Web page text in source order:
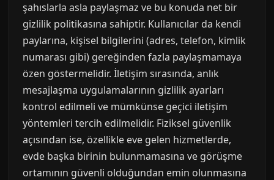
şahıslarla asla paylaşmaz ve bu konuda net bir
gizlilik politikasına sahiptir. Kullanıcılar da kendi
paylarına, kişisel bilgilerini (adres, telefon, kimlik
numarası gibi) gereğinden fazla paylaşmamaya
özen göstermelidir. İletişim sırasında, anlık
mesajlaşma uygulamalarının gizlilik ayarları
kontrol edilmeli ve mümkünse geçici iletişim
yöntemleri tercih edilmelidir. Fiziksel güvenlik
açısından ise, özellikle eve gelen hizmetlerde,
evde başka birinin bulunmamasına ve görüşme
ortamının güvenli olduğundan emin olunmasına